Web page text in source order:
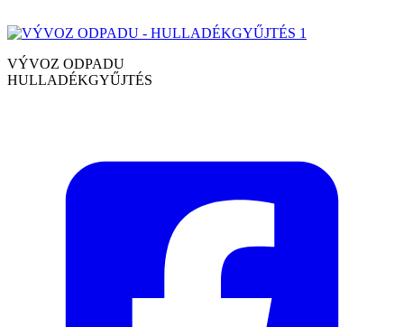
VÝVOZ ODPADU
HULLADÉKGYŰJTÉS